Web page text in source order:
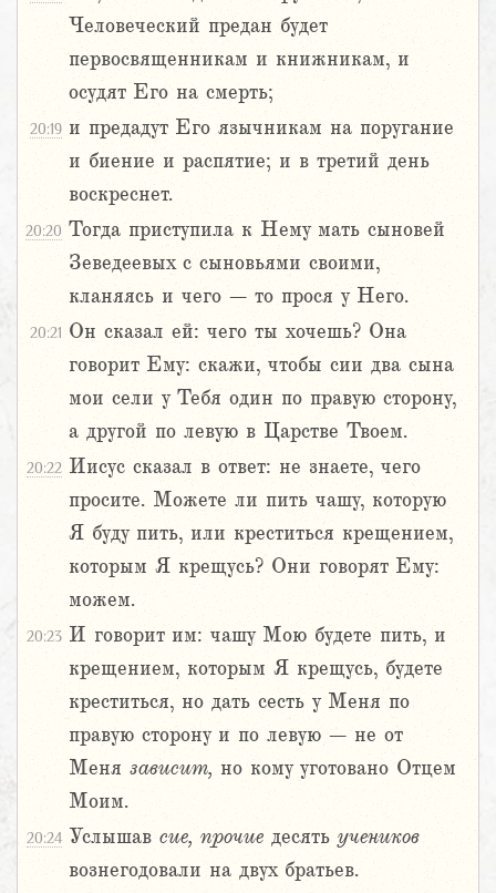
Человеческий предан будет
первосвященникам и книжникам, и
осудят Его на смерть;
20:19 и предадут Его язычникам на поругание
и биение и распятие; и в третий день
воскреснет.
20:20 Тогда приступила к Нему мать сыновей
Зеведеевых с сыновьями своими,
кланяясь и чего – то прося у Него.
20:21 Он сказал ей: чего ты хочешь? Она
говорит Ему: скажи, чтобы сии два сына
мои сели у Тебя один по правую сторону,
а другой по левую в Царстве Твоем.
20:22 Иисус сказал в ответ: не знаете, чего
просите. Можете ли пить чашу, которую
Я буду пить, или креститься крещением,
которым Я крещусь? Они говорят Ему:
можем.
20:23 И говорит им: чашу Мою будете пить, и
крещением, которым Я крещусь, будете
креститься, но дать сесть у Меня по
правую сторону и по левую – не от
Меня зависит, но кому уготовано Отцем
Моим.
20:24 Услышав сие, прочие десять учеников
вознегодовали на двух братьев.